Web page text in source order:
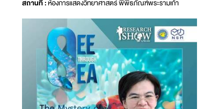
สถานที่ :ห้องการแสดงวิทยาศาสตร์ พิพิธภัณฑ์พระรามเก้า